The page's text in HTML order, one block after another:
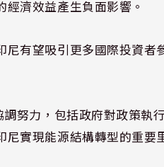
濟效益產生負面影響。
有望吸引更多國際投資者
努力，包括政府對政策執
實現能源結構轉型的重要